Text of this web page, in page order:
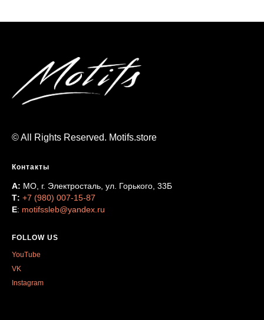
© All Rights Reserved. Motifs.store
Контакты
А: МО, г. Электросталь, ул. Горького, 33Б
Т: +7 (980) 007-15-87
Е: motifssleb@yandex.ru
FOLLOW US
YouTube
VK
Instagram